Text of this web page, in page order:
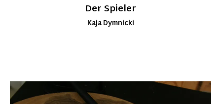
Der Spieler
Kaja Dymnicki